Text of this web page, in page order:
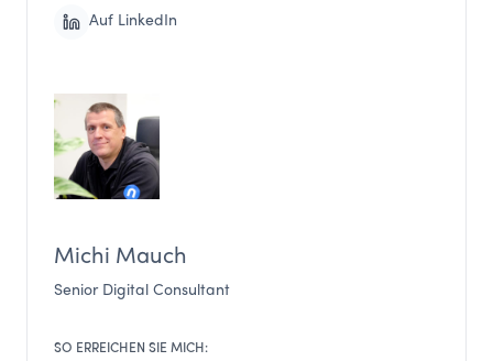
Auf LinkedIn
Michi Mauch
Senior Digital Consultant
SO ERREICHEN SIE MICH: